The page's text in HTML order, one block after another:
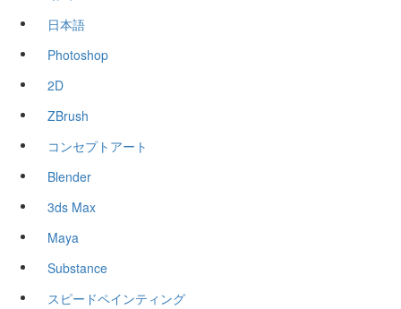
日本語
Photoshop
2D
ZBrush
コンセプトアート
Blender
3ds Max
Maya
Substance
スピードペインティング